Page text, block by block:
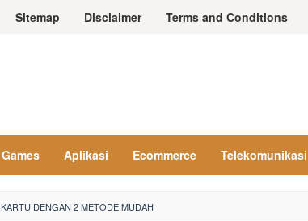
Sitemap Disclaimer Terms and Conditions
Games Aplikasi Ecommerce Telekomunikasi
DENGAN 2 METODE MUDAH